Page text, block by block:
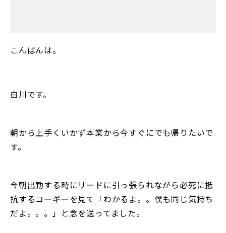
こんばんは。
白川です。
朝から上手くいかず本業から今すぐにでも帰りたいで
す。
今朝出勤する時にリードに引っ張られながら必死に抵
抗するコーギーを見て「わかるよ。。僕も同じ気持ち
だよ。。。」と念を送ってました。